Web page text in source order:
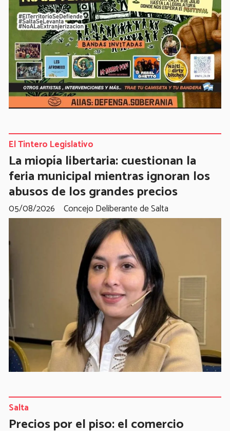
La miopía libertaria: cuestionan la
feria municipal mientras ignoran los
abusos de los grandes precios
Concejo Deliberante de Salta
El Tintero Legislativo
05/08/2026
Precios por el piso: el comercio
Salta